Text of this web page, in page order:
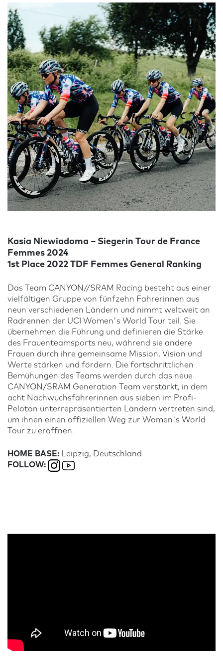
Kasia Niewiadoma – Siegerin Tour de France
Femmes 2024
1st Place 2022 TDF Femmes General Ranking
Das Team CANYON//SRAM Racing besteht aus einer
vielfältigen Gruppe von fünfzehn Fahrerinnen aus
neun verschiedenen Ländern und nimmt weltweit an
Radrennen der UCI Women's World Tour teil. Sie
übernehmen die Führung und definieren die Stärke
des Frauenteamsports neu, während sie andere
Frauen durch ihre gemeinsame Mission, Vision und
Werte stärken und fördern. Die fortschrittlichen
Bemühungen des Teams werden durch das neue
CANYON/SRAM Generation Team verstärkt, in dem
acht Nachwuchsfahrerinnen aus sieben im Profi-
Peloton unterrepräsentierten Ländern vertreten sind,
um ihnen einen offiziellen Weg zur Women's World
Tour zu eröffnen.
HOME BASE: Leipzig, Deutschland
FOLLOW: